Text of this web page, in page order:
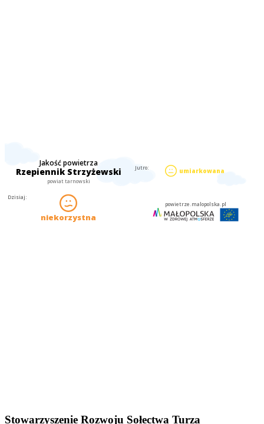
Stowarzyszenie Rozwoju Sołectwa Turza